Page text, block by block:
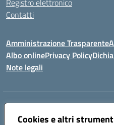
Cookies e altri
Registro elettronico
Contatti
Amministrazione Trasparente
Albo onlinePrivacy Policy
Note legali
Indirizzo:
Centralino:096721161 Email: